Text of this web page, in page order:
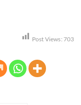
Post Views: 703